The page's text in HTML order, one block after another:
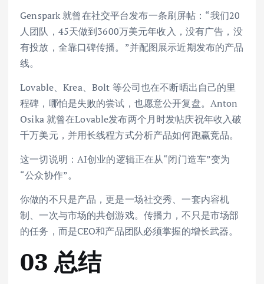
Genspark 就曾在社交平台发布一条刷屏帖：“我们20
人团队，45天做到3600万美元年收入，没有广告，没
有投放，全靠口碑传播。”并配图展示近期发布的产品
线。
Lovable、Krea、Bolt 等公司也在不断晒出自己的里
程碑，哪怕是失败的尝试，也愿意公开复盘。Anton
Osika 就曾在Lovable发布两个月时发帖庆祝年收入破
千万美元，并用长线程方式分析产品如何跑赢竞品。
这一切说明：AI创业的逻辑正在从“闭门造车”变为
“公众协作”。
你做的不只是产品，更是一场社交秀、一套内容机
制、一次与市场的共创游戏。传播力，不只是市场部
的任务，而是CEO和产品团队必须掌握的增长武器。
03 总结